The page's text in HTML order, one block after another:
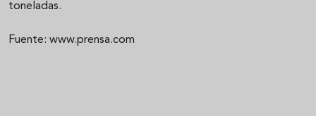
toneladas.
Fuente: www.prensa.com